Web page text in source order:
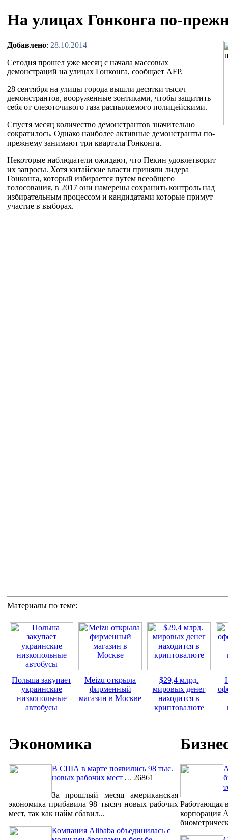
На улицах Гонконга по-
Добавлено: 28.10.2014
Сегодня прошел уже месяц с начала массовых
демонстраций на улицах Гонконга, сообщает AFP.
28 сентября на улицы города вышли десятки тысяч
демонстрантов, вооруженные зонтиками, чтобы защитить
себя от слезоточивого газа распыляемого полицейскими.
Спустя месяц количество демонстрантов значительно
сократилось. Однако наиболее активные демонстранты по-
прежнему занимают три квартала Гонконга.
Некоторые наблюдатели ожидают, что Пекин удовлетворит
их запросы. Хотя китайские власти приняли лидера
Гонконга, который избирается путем всеобщего
голосования, в 2017 они намерены сохранить контроль над
избирательным процессом и кандидатами которые примут
участие в выборах.
Материалы по теме:
Польша закупает
украинские
низкопольные
автобусы
Meizu открыла
фирменный
магазин в Москве
$29,4 млрд.
мировых денег
находится в
криптовалюте
Экономика
В США в марте появились 98 тыс.
новых рабочих мест
26861
За прошлый месяц американская
экономика прибавила 98 тысяч новых рабочих
мест, так как найм сбавил...
Компания Alibaba объединилась с
Работающая
корпорация